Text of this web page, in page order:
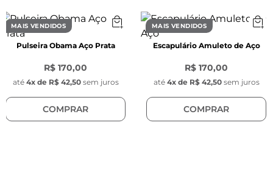
seu visual.
MAIS VENDIDOS
Pulseira Obama Aço Prata
R$ 170,00
até 4x de R$ 42,50 sem juros
COMPRAR
MAIS VENDIDOS
Escapulário Amuleto de Aço
R$ 170,00
até 4x de R$ 42,50 sem juros
COMPRAR